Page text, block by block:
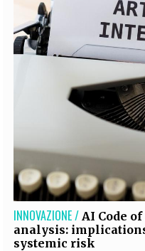
INNOVAZIONE / AI Code
analysis:
systemic risk